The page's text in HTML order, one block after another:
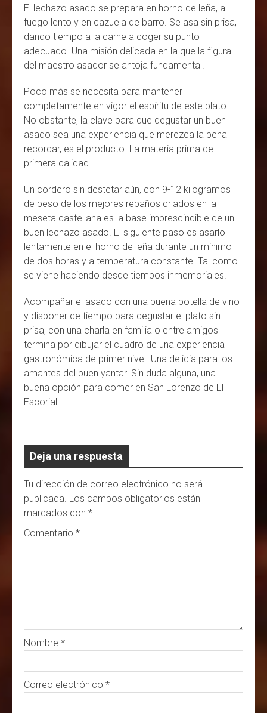
El lechazo asado se prepara en horno de leña, a
fuego lento y en cazuela de barro. Se asa sin prisa,
dando tiempo a la carne a coger su punto
adecuado. Una misión delicada en la que la figura
del maestro asador se antoja fundamental.
Poco más se necesita para mantener
completamente en vigor el espíritu de este plato.
No obstante, la clave para que degustar un buen
asado sea una experiencia que merezca la pena
recordar, es el producto. La materia prima de
primera calidad.
Un cordero sin destetar aún, con 9-12 kilogramos
de peso de los mejores rebaños criados en la
meseta castellana es la base imprescindible de un
buen lechazo asado. El siguiente paso es asarlo
lentamente en el horno de leña durante un mínimo
de dos horas y a temperatura constante. Tal como
se viene haciendo desde tiempos inmemoriales.
Acompañar el asado con una buena botella de vino
y disponer de tiempo para degustar el plato sin
prisa, con una charla en familia o entre amigos
termina por dibujar el cuadro de una experiencia
gastronómica de primer nivel. Una delicia para los
amantes del buen yantar. Sin duda alguna, una
buena opción para comer en San Lorenzo de El
Escorial.
Deja una respuesta
Tu dirección de correo electrónico no será
publicada. Los campos obligatorios están
marcados con *
Comentario *
Nombre *
Correo electrónico *